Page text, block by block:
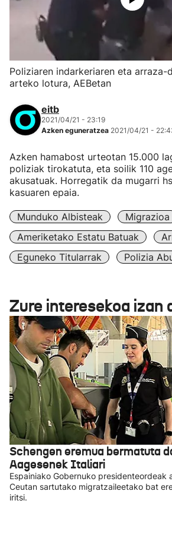
Poliziaren indarkeriaren eta arraza-
arteko lotura, AEBetan
eitb
2021/04/21 - 23:19
Azken eguneratzea 2021/04/21 -
Azken hamabost urteotan 15.000
poliziak tirokatuta, eta soilik 110
akusatuak. Horregatik da mugarri
kasuaren epaia.
Munduko Albisteak
Migrazioa
Ameriketako Estatu Batuak
Eguneko Titularrak
Polizia
Zure interesekoa izan
Schengen eremua bermatuta
Aagesenek Italiari
Espainiako Gobernuko presidenteordeak
Ceutan sartutako migratzaileetako bat
iritsi.